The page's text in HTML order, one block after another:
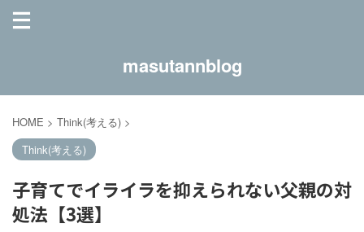
masutannblog
HOME > Think(考える) >
Think(考える)
子育てでイライラを抑えられない父親の対
処法【3選】